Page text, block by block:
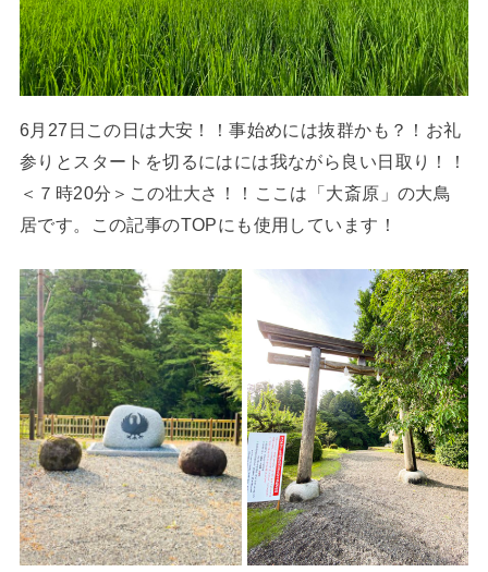
6月27日この日は大安！！事始めには抜群かも？！お礼
参りとスタートを切るにはには我ながら良い日取り！！
＜７時20分＞この壮大さ！！ここは「大斎原」の大鳥
居です。この記事のTOPにも使用しています！